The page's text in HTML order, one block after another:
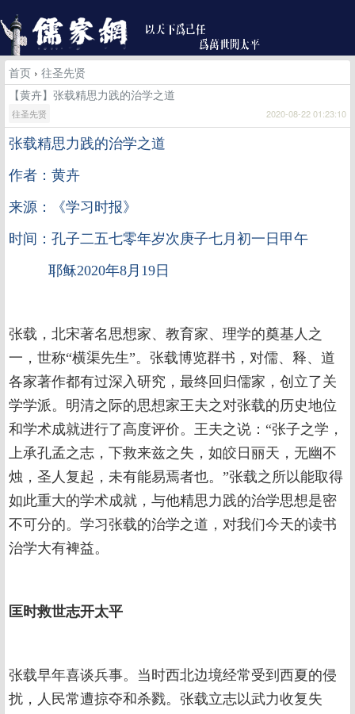
首页 › 往圣先贤
【黄卉】张载精思力践的治学之道
往圣先贤 2020-08-22 01:23:10
张载精思力践的治学之道
作者：黄卉
来源：《学习时报》
时间：孔子二五七零年岁次庚子七月初一日甲午
耶稣2020年8月19日
张载，北宋著名思想家、教育家、理学的奠基人之
一，世称“横渠先生”。张载博览群书，对儒、释、道
各家著作都有过深入研究，最终回归儒家，创立了关
学学派。明清之际的思想家王夫之对张载的历史地位
和学术成就进行了高度评价。王夫之说：“张子之学，
上承孔孟之志，下救来兹之失，如皎日丽天，无幽不
烛，圣人复起，未有能易焉者也。”张载之所以能取得
如此重大的学术成就，与他精思力践的治学思想是密
不可分的。学习张载的治学之道，对我们今天的读书
治学大有裨益。
匡时救世志开太平
张载早年喜谈兵事。当时西北边境经常受到西夏的侵
扰，人民常遭掠夺和杀戮。张载立志以武力收复失